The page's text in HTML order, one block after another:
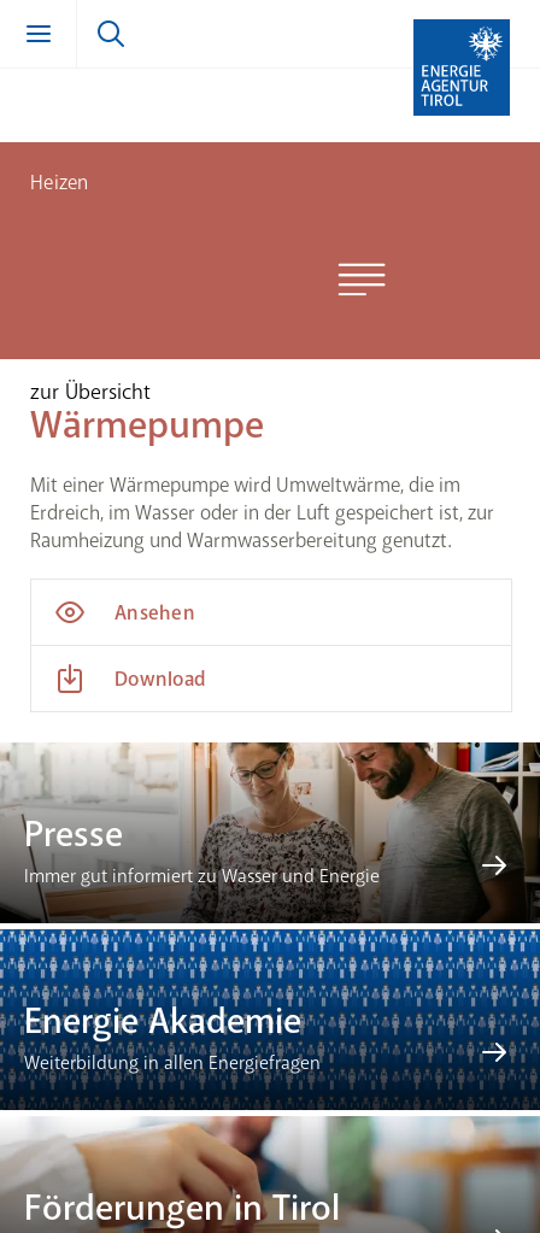
Heizen
zur Übersicht
Wärmepumpe
Mit einer Wärmepumpe wird Umweltwärme, die im
Erdreich, im Wasser oder in der Luft gespeichert ist, zur
Raumheizung und Warmwasserbereitung genutzt.
Ansehen
Download
Presse
Immer gut informiert zu Wasser und Energie
Energie Akademie
Weiterbildung in allen Energiefragen
Förderungen in Tirol